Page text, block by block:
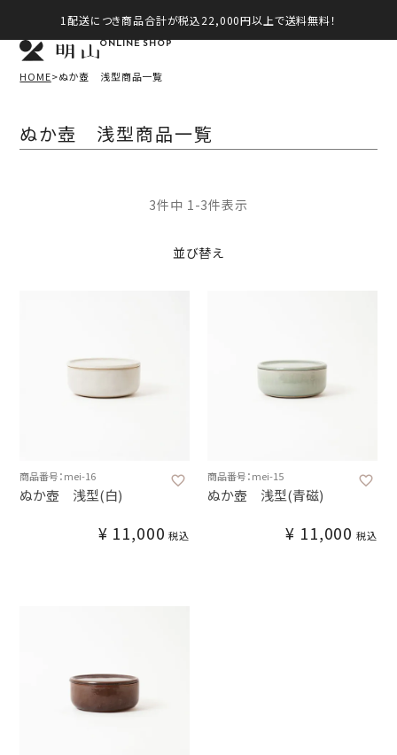
1配送につき商品合計が税込22,000円以上で送料無料！
ONLINE SHOP
HOME ぬか壺 浅型商品一覧
ぬか壺 浅型商品一覧
並び替え
3件中 1 -3件表示
商品番号：mei-16
ぬか壺 浅型(白)
¥ 11,000 税込
商品番号：mei-15
ぬか壺 浅型(青磁)
¥ 11,000 税込